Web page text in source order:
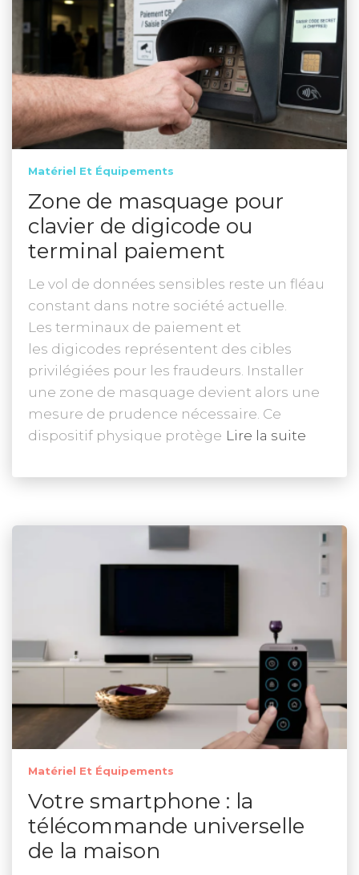
Matériel Et Équipements
Zone de masquage pour
clavier de digicode ou
terminal paiement
Le vol de données sensibles reste un fléau
constant dans notre société actuelle.
Les terminaux de paiement et
les digicodes représentent des cibles
privilégiées pour les fraudeurs. Installer
une zone de masquage devient alors une
mesure de prudence nécessaire. Ce
dispositif physique protège Lire la suite
Matériel Et Équipements
Votre smartphone : la
télécommande universelle
de la maison